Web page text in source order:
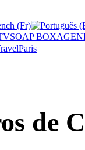
SOAP BOX
Paris
de